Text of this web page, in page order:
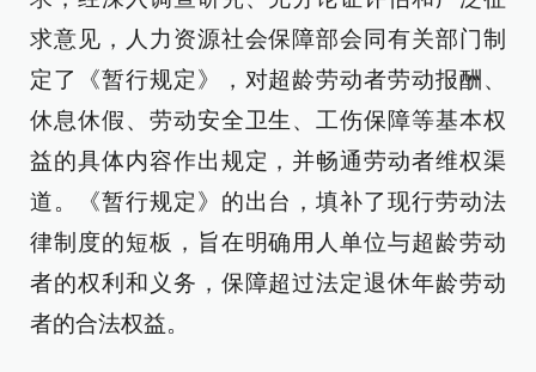
求意见，人力资源社会保障部会同有关部门制
定了《暂行规定》，对超龄劳动者劳动报酬、
休息休假、劳动安全卫生、工伤保障等基本权
益的具体内容作出规定，并畅通劳动者维权渠
道。《暂行规定》的出台，填补了现行劳动法
律制度的短板，旨在明确用人单位与超龄劳动
者的权利和义务，保障超过法定退休年龄劳动
者的合法权益。